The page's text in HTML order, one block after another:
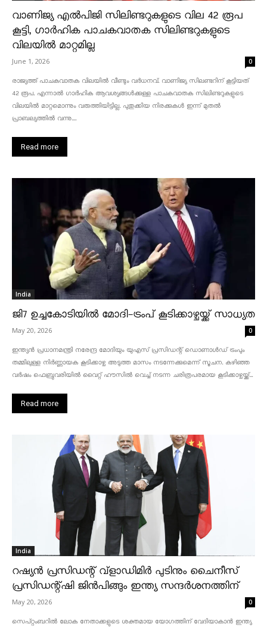
വാണിജ്യ എൽപിജി സിലിണ്ടറുകളുടെ വില 42 രൂപ
കൂട്ടി, ഗാർഹിക പാചകവാതക സിലിണ്ടറുകളുടെ
വിലയിൽ മാറ്റമില്ല
June 1, 2026 0
രാജ്യത്ത് പാചകവാതക വിലയിൽ വീണ്ടും വർധനവ്. വാണിജ്യ സിലണ്ടറിന് കൂട്ടിയത്
42 രൂപ. എന്നാൽ ഗാർഹിക ആവശ്യങ്ങൾക്കുള്ള പാചകവാതക സിലിണ്ടറുകളുടെ
വിലയിൽ മാറ്റമൊന്നും വരുത്തിയിട്ടില്ല. പുതുക്കിയ നിരക്കുകൾ ഇന്ന് മുതൽ
പ്രാബല്യത്തിൽ വന്നു....
Read more
India
ജി7 ഉച്ചകോടിയിൽ മോദി-ട്രംപ് കൂടിക്കാഴ്ചയ്ക്ക് സാധ്യത
May 20, 2026 0
ഇന്ത്യൻ പ്രധാനമന്ത്രി നരേന്ദ്ര മോദിയും യുഎസ് പ്രസിഡന്റ് ഡൊണാൾഡ് ട്രംപും
തമ്മിലുള്ള നിർണ്ണായക കൂടിക്കാഴ്ച അടുത്ത മാസം നടന്നേക്കുമെന്ന് സൂചന. കഴിഞ്ഞ
വർഷം ഫെബ്രുവരിയിൽ വൈറ്റ് ഹൗസിൽ വെച്ച് നടന്ന ചരിത്രപരമായ കൂടിക്കാഴ്ചയ്ക്ക്...
Read more
India
റഷ്യൻ പ്രസിഡന്റ് വ്‌ളാഡിമിർ പുടിനും ചൈനീസ്
പ്രസിഡന്റ്ഷി ജിൻപിങ്ങും ഇന്ത്യ സന്ദർശനത്തിന്
May 20, 2026 0
സെപ്റ്റംബറിൽ ലോക നേതാക്കളുടെ ശക്തമായ യോഗത്തിന് വേദിയാകാൻ ഇന്ത്യ